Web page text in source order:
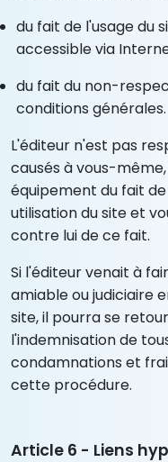
du fait de l'usage du
accessible via
du fait du non-
conditions générales.
L'éditeur n'est pas
causés à vous-
équipement du fait
utilisation du site et
contre lui de ce fait.
Si l'éditeur venait à
amiable ou judiciaire
site, il pourra se
l'indemnisation de
condamnations et
cette procédure.
Article 6 - Liens